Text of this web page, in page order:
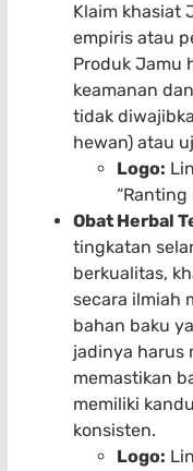
Klaim khasiat
empiris atau
Produk Jamu
keamanan
tidak
hewan) atau
Logo:
“Ranting
Obat Herbal
tingkatan
berkualitas,
secara ilmiah
bahan baku
jadinya harus
memastikan
memiliki
konsisten.
Logo: